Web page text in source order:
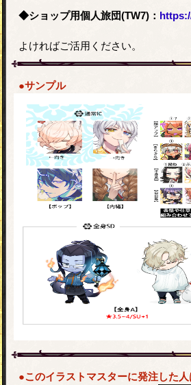
◆ショップ用個人旅団(TW7)：
よければご活用ください。
●サンプル
●このイラストマスターに発注した